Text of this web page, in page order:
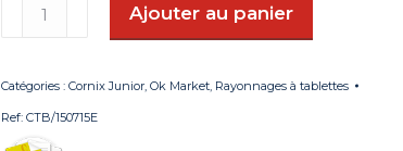
à
tablettes
CORNIX
Ajouter au panier
Catégories :Cornix Junior,Ok Market, Rayonnages à tablettes
Ref:CTB/150715E